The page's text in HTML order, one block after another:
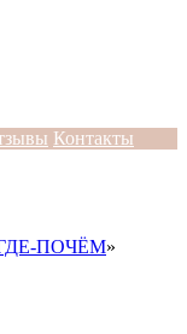
Контакты
ПОЧЁМ»